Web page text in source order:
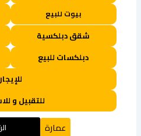
بيوت للبيع
شقق دبلكسية
دبلكسات للبيع
للإيجار
للتقبيل و
عمارة